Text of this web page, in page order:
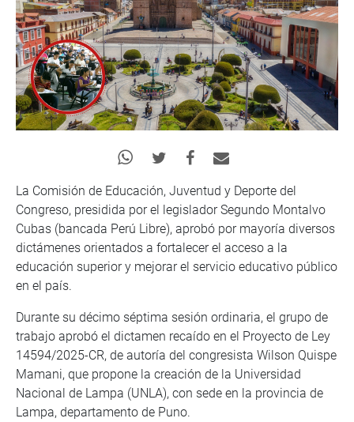
La Comisión de Educación, Juventud y Deporte del
Congreso, presidida por el legislador Segundo Montalvo
Cubas (bancada Perú Libre), aprobó por mayoría diversos
dictámenes orientados a fortalecer el acceso a la
educación superior y mejorar el servicio educativo público
en el país.
Durante su décimo séptima sesión ordinaria, el grupo de
trabajo aprobó el dictamen recaído en el Proyecto de Ley
14594/2025-CR, de autoría del congresista Wilson Quispe
Mamani, que propone la creación de la Universidad
Nacional de Lampa (UNLA), con sede en la provincia de
Lampa, departamento de Puno.